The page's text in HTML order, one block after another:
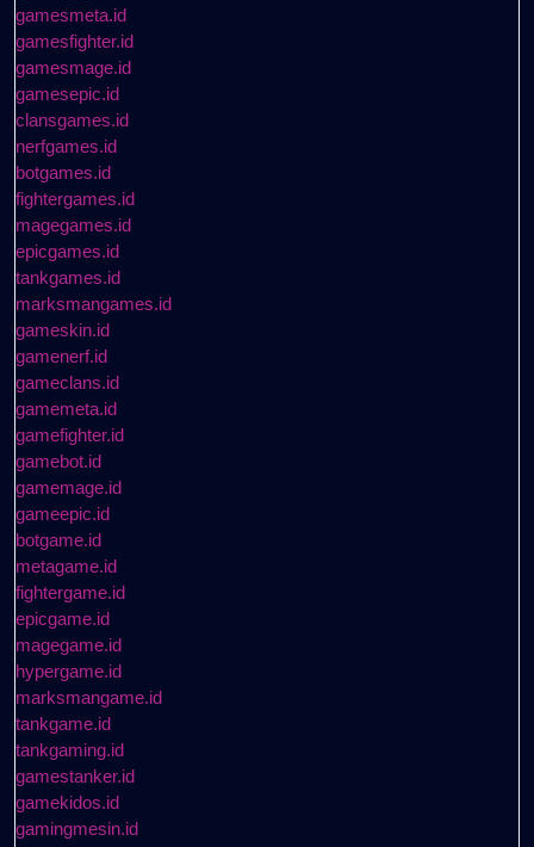
gamesmeta.id
gamesfighter.id
gamesmage.id
gamesepic.id
clansgames.id
nerfgames.id
botgames.id
fightergames.id
magegames.id
epicgames.id
tankgames.id
marksmangames.id
gameskin.id
gamenerf.id
gameclans.id
gamemeta.id
gamefighter.id
gamebot.id
gamemage.id
gameepic.id
botgame.id
metagame.id
fightergame.id
epicgame.id
magegame.id
hypergame.id
marksmangame.id
tankgame.id
tankgaming.id
gamestanker.id
gamekidos.id
gamingmesin.id